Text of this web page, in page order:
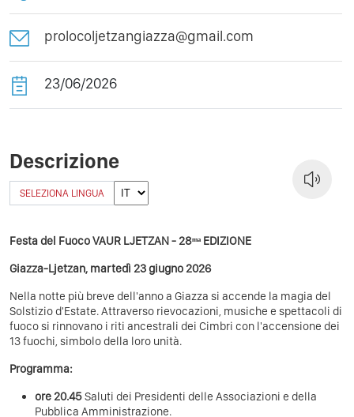
prolocoljetzangiazza@gmail.com
23/06/2026
Descrizione
SELEZIONA LINGUA
Festa del Fuoco VAUR LJETZAN - 28ᵐᵃ EDIZIONE
Giazza-Ljetzan, martedì 23 giugno 2026
Nella notte più breve dell'anno a Giazza si accende la magia del
Solstizio d'Estate. Attraverso rievocazioni, musiche e spettacoli di
fuoco si rinnovano i riti ancestrali dei Cimbri con l'accensione dei
13 fuochi, simbolo della loro unità.
Programma:
ore 20.45Saluti dei Presidenti delle Associazioni e della
Pubblica Amministrazione.